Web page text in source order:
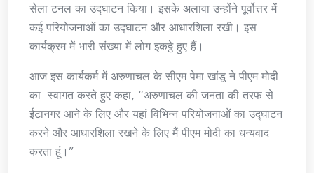
सेला टनल का उद्घाटन किया। इसके अलावा उन्होंने पूर्वोत्तर में
कई परियोजनाओं का उद्घाटन और आधारशिला रखी। इस
कार्यक्रम में भारी संख्या में लोग इकठ्ठे हुए हैं।
आज इस कार्यकर्म में अरुणाचल के सीएम पेमा खांडू ने पीएम मोदी
का स्वागत करते हुए कहा, “अरुणाचल की जनता की तरफ से
ईटानगर आने के लिए और यहां विभिन्न परियोजनाओं का उद्घाटन
करने और आधारशिला रखने के लिए मैं पीएम मोदी का धन्यवाद
करता हूं।”